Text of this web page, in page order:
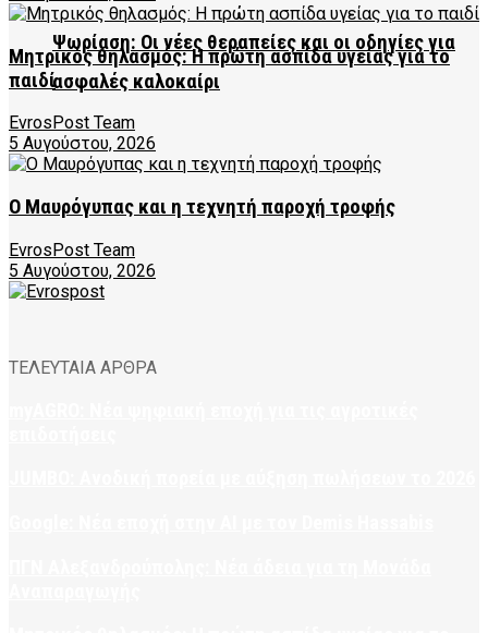
Ψωρίαση: Οι νέες θεραπείες και οι οδηγίες για
ασφαλές καλοκαίρι
Μητρικός θηλασμός: Η πρώτη ασπίδα υγείας για το
παιδί
EvrosPost Team
5 Αυγούστου, 2026
Ο Μαυρόγυπας και η τεχνητή παροχή τροφής
EvrosPost Team
5 Αυγούστου, 2026
ΤΕΛΕΥΤΑΙΑ ΑΡΘΡΑ